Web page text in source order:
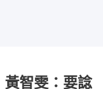
智雯：要諗